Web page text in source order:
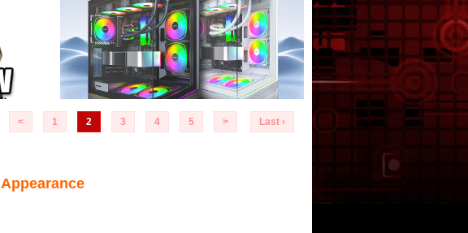
< 1 2 3 4 5 > Last ›
Appearance